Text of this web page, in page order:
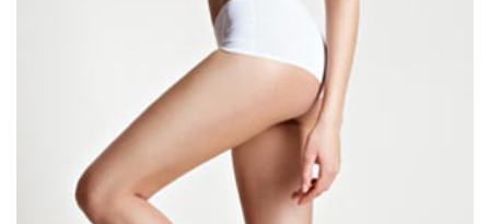
تجميل الجسم
شفط وشد البطن
تكبير المؤخرة
حقن الدهون في المؤخرة
شدّ الذراع
شدّ الفخذين